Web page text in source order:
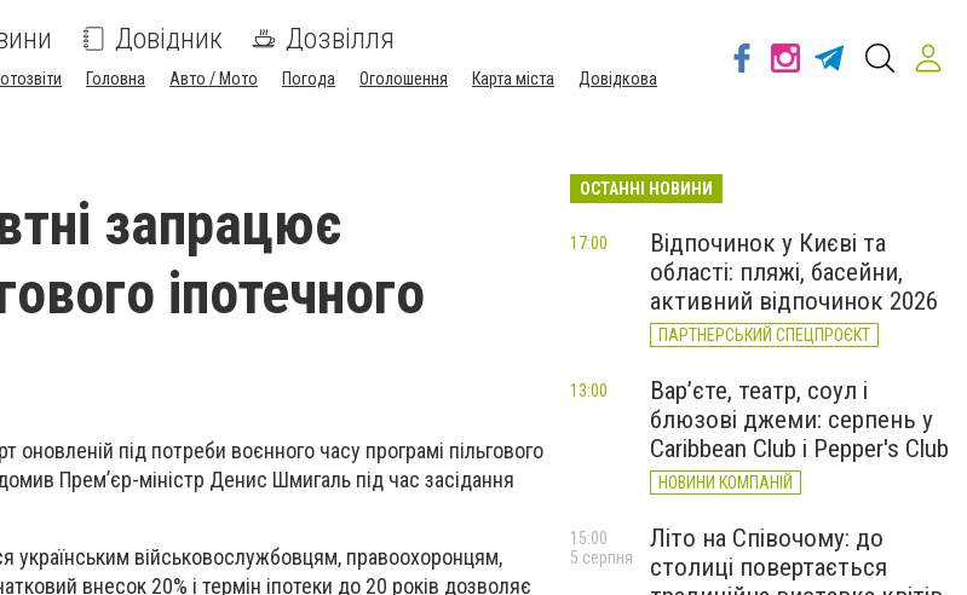
Довідник Дозвілля
Головна Авто / Мото Погода Оголошення Карта міста Довідкова
запрацює
іпотечного
під потреби воєнного часу програмі пільгового
Прем’єр-міністр Денис Шмигаль під час засідання
українським військовослужбовцям, правоохоронцям,
внесок 20% і термін іпотеки до 20 років дозволяє
ОСТАННІ НОВИНИ
Відпочинок у Києві та
області: пляжі, басейни,
активний відпочинок 2026
ПАРТНЕРСЬКИЙ СПЕЦПРОЄКТ
17:00
Вар’єте, театр, соул і
блюзові джеми: серпень у
Caribbean Club і Pepper's Club
НОВИНИ КОМПАНІЙ
13:00
Літо на Співочому: до
столиці повертається
15:00
5 серпня